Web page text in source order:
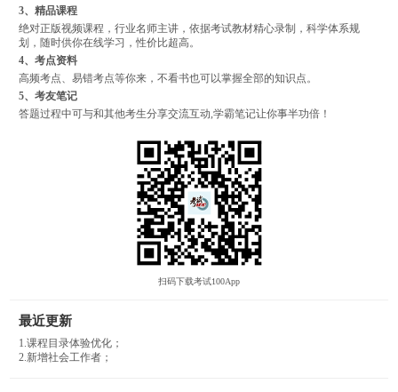
3、精品课程
绝对正版视频课程，行业名师主讲，依据考试教材精心录制，科学体系规
划，随时供你在线学习，性价比超高。
4、考点资料
高频考点、易错考点等你来，不看书也可以掌握全部的知识点。
5、考友笔记
答题过程中可与和其他考生分享交流互动,学霸笔记让你事半功倍！
扫码下载考试100App
最近更新
1.课程目录体验优化；
2.新增社会工作者；